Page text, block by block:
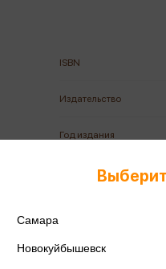
ISBN
Издательство
Год издания
Количество страниц
Самара
Новокуйбышевск